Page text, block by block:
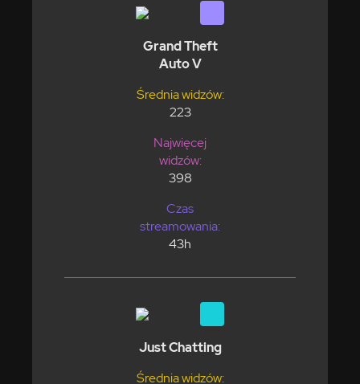
Grand Theft
Auto V
Średnia widzów:
223
Najwięcej
widzów:
398
Czas
streamowania:
43h
Just Chatting
Średnia widzów: